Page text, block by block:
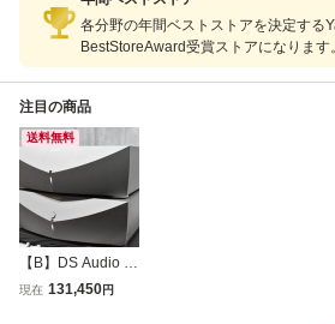
各分野の年間ベストストアを決定する
BestStoreAward受賞ストアになります。
注目の商品
送料無料
【B】DS Audio Gr
and Master 光カー
現在 131,450円